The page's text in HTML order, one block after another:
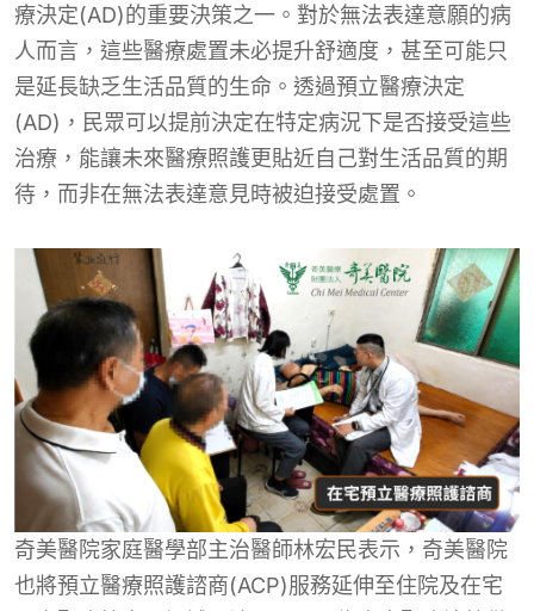
療決定(AD)的重要決策之一。對於無法表達意願的病
人而言，這些醫療處置未必提升舒適度，甚至可能只
是延長缺乏生活品質的生命。透過預立醫療決定
(AD)，民眾可以提前決定在特定病況下是否接受這些
治療，能讓未來醫療照護更貼近自己對生活品質的期
待，而非在無法表達意見時被迫接受處置。
奇美醫院家庭醫學部主治醫師林宏民表示，奇美醫院
也將預立醫療照護諮商(ACP)服務延伸至住院及在宅